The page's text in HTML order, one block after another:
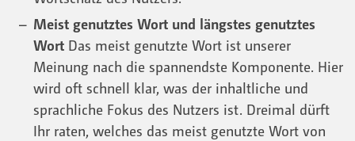
Meist genutztes Wort und längstes genutztes
WortDas meist genutzte Wort ist unserer
Meinung nach die spannendste Komponente. Hier
wird oft schnell klar, was der inhaltliche und
sprachliche Fokus des Nutzers ist. Dreimal dürft
Ihr raten, welches das meist genutzte Wort von